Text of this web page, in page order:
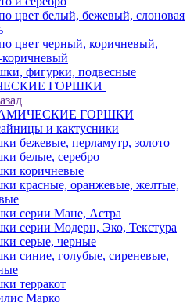
цвет белый, бежевый, слоновая
цвет черный, коричневый,
коричневый
фигурки, подвесные
ГОРШКИ
ГОРШКИ
и кактусники
бежевые, перламутр, золото
белые, серебро
коричневые
красные, оранжевые, желтые,
серии Мане, Астра
серии Модерн, Эко, Текстура
серые, черные
синие, голубые, сиреневые,
терракот
Марко